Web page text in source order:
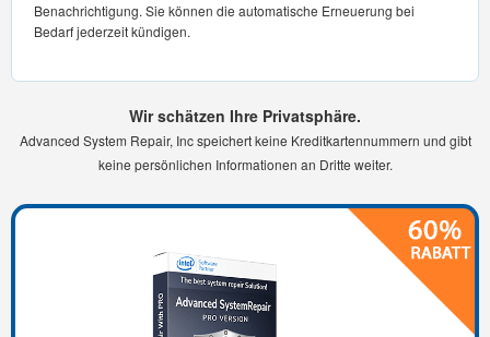
Benachrichtigung. Sie können die automatische Erneuerung bei
Bedarf jederzeit kündigen.
Wir schätzen Ihre Privatsphäre.
Advanced System Repair, Inc speichert keine Kreditkartennummern und gibt
keine persönlichen Informationen an Dritte weiter.